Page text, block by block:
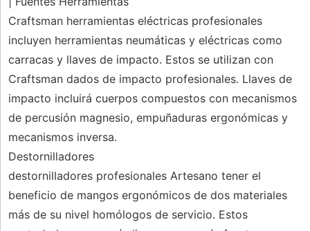
Craftsman herramientas eléctricas profesionales
incluyen herramientas neumáticas y eléctricas como
carracas y llaves de impacto. Estos se utilizan con
Craftsman dados de impacto profesionales. Llaves de
impacto incluirá cuerpos compuestos con mecanismos
de percusión magnesio, empuñaduras ergonómicas y
mecanismos inversa.
Destornilladores
destornilladores profesionales Artesano tener el
beneficio de mangos ergonómicos de dos materiales
más de su nivel homólogos de servicio. Estos